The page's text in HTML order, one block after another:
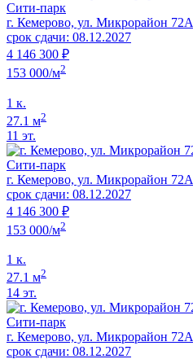
Сити-парк
г. Кемерово, ул. Микрорайон
срок сдачи: 08.12.2027
4 146 300 ₽
153 000/м2
1 к.
27.1 м2
11 эт.
Сити-парк
г. Кемерово, ул. Микрорайон
срок сдачи: 08.12.2027
4 146 300 ₽
153 000/м2
1 к.
27.1 м2
14 эт.
Сити-парк
г. Кемерово, ул. Микрорайон
срок сдачи: 08.12.2027